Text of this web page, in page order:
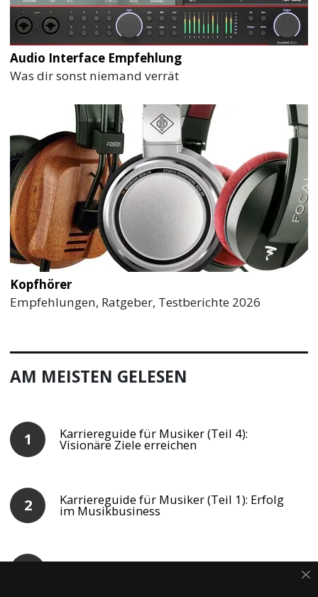
Audio Interface Empfehlung
Was dir sonst niemand verrät
Kopfhörer
Empfehlungen, Ratgeber, Testberichte 2026
AM MEISTEN GELESEN
Karriereguide für Musiker (Teil 4):
Visionäre Ziele erreichen
Karriereguide für Musiker (Teil 1): Erfolg
im Musikbusiness
Karriereguide für Musiker: Persönliche